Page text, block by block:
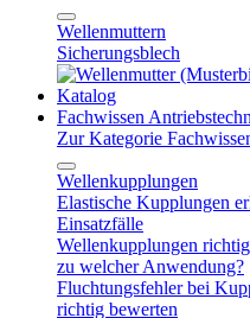
Wellenmuttern
Sicherungsblech
Katalog
Fachwissen
Zur Kategorie
Wellenkupplungen
Elastische Kupplungen
Einsatzfälle
Wellenkupplungen
zu welcher Anwendung?
Fluchtungsfehler bei
richtig bewerten